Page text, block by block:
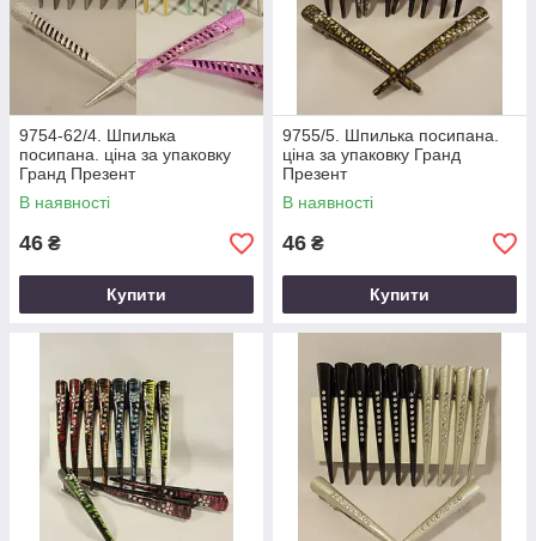
9754-62/4. Шпилька
посипана. ціна за упаковку
Гранд Презент
В наявності
46 ₴
Купити
9755/5. Шпилька посипана.
ціна за упаковку Гранд
Презент
В наявності
46 ₴
Купити